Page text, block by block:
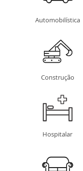
Automobilística
Construção
Hospitalar